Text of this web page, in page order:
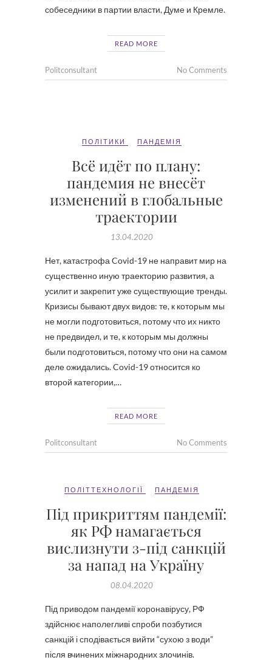
собеседники в партии власти, Думе и Кремле.
READ MORE
Politconsultant No Comments
ПОЛІТИКИ ПАНДЕМІЯ
Всё идёт по плану:
пандемия не внесёт
изменений в глобальные
траектории
13.04.2020
Нет, катастрофа Covid-19 не направит мир на
существенно иную траекторию развития, а
усилит и закрепит уже существующие тренды.
Кризисы бывают двух видов: те, к которым мы
не могли подготовиться, потому что их никто
не предвидел, и те, к которым мы должны
были подготовиться, потому что они на самом
деле ожидались. Covid-19 относится ко
второй категории,…
READ MORE
Politconsultant No Comments
ПОЛІТТЕХНОЛОГІЇ ПАНДЕМІЯ
Під прикриттям пандемії:
як РФ намагається
вислизнути з-під санкцій
за напад на Україну
08.04.2020
Під приводом пандемії коронавірусу, РФ
здійснює наполегливі спроби позбутися
санкцій і сподівається вийти “сухою з води”
після вчинених міжнародних злочинів.